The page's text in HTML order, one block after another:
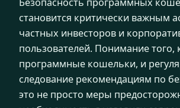
становится критически важным
частных инвесторов и
пользователей. Понимание того,
программные кошельки, и
следование рекомендациям по
это не просто меры